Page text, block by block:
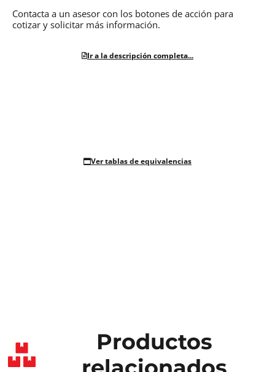
Contacta a un asesor con los botones de acción para
cotizar y solicitar más información.
Ir a la descripción completa...
Ver tablas de equivalencias
Productos